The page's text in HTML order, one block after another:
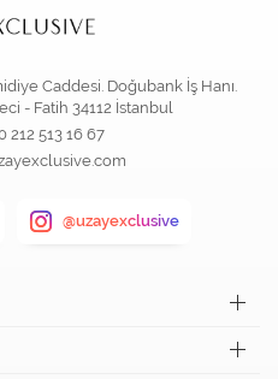
Caddesi. Doğubank İş Hanı.
- Fatih 34112 İstanbul
212 513 16 67
@uzayexclusive